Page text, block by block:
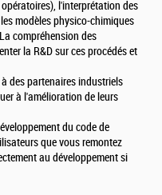
l'interprétation des
modèles physico-chimiques
compréhension des
la R&D sur ces procédés et
des partenaires industriels
à l'amélioration de leurs
du code de
que vous remontez
au développement si